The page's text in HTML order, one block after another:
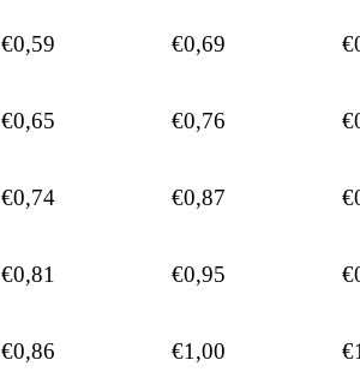
€0,59 €0,69
€0,65 €0,76
€0,74 €0,87
€0,81 €0,95
€0,86 €1,00